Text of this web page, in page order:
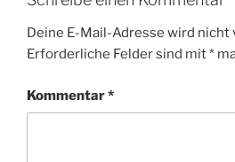
Deine E-Mail-Adresse wird
Erforderliche Felder sind mit*
Kommentar*